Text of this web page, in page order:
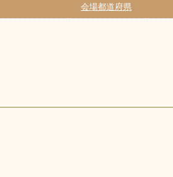
会場都道府県